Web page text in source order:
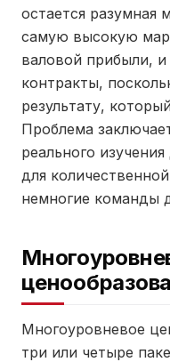
остается разумная
самую высокую
валовой прибыли,
контракты,
результату,
Проблема
реального
для
немногие команды
Многоуровневое
три или четыре